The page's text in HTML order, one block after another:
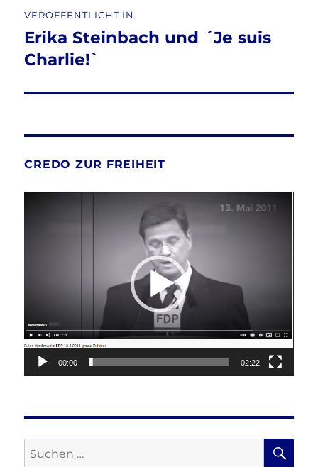
VERÖFFENTLICHT IN
Erika Steinbach und ´Je suis
Charlie!`
CREDO ZUR FREIHEIT
00:00 02:22
Suche